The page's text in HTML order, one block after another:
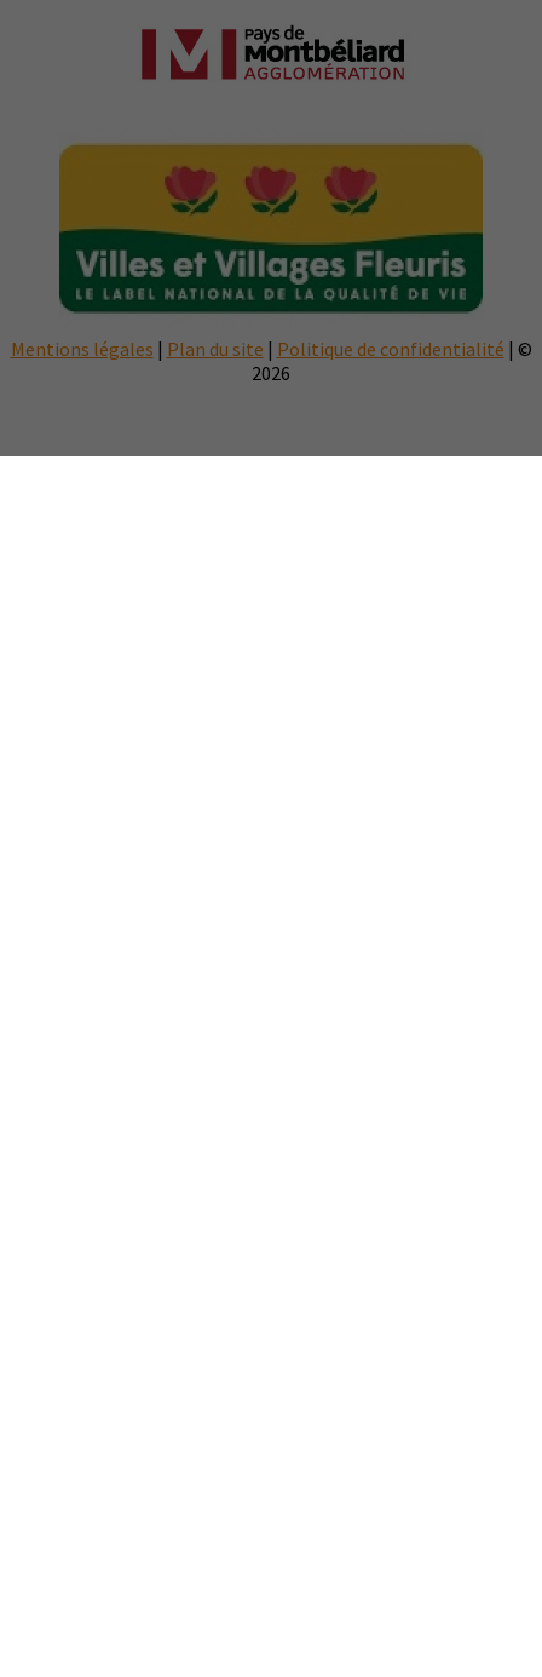
Mentions légales | Plan du site | Politique de confidentialité | ©
2026